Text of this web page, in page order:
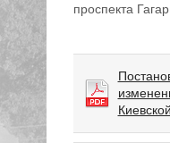
проспекта